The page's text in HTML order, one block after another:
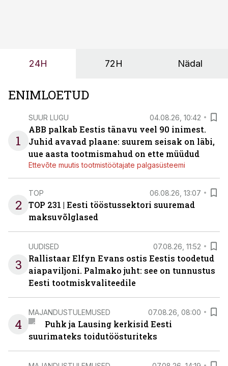
OÜ tegevjuht Sander Mitendorf.
24H 72H Nädal
ENIMLOETUD
1
SUUR LUGU 04.08.26, 10:42
ABB palkab Eestis tänavu veel 90 inimest.
Juhid avavad plaane: suurem seisak on läbi,
uue aasta tootmismahud on ette müüdud
Ettevõte muutis tootmistöötajate palgasüsteemi
2
TOP 06.08.26, 13:07
TOP 231 | Eesti tööstussektori suuremad
maksuvõlglased
3
UUDISED 07.08.26, 11:52
Rallistaar Elfyn Evans ostis Eestis toodetud
aiapaviljoni. Palmako juht: see on tunnustus
Eesti tootmiskvaliteedile
4
MAJANDUSTULEMUSED 07.08.26, 08:00
Puhk ja Lausing kerkisid Eesti
suurimateks toidutöösturiteks